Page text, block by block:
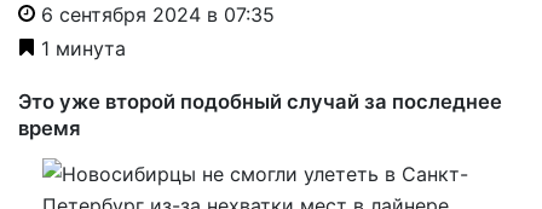
6 сентября 2024 в 07:35
1 минута
Это уже второй подобный случай за последнее
время